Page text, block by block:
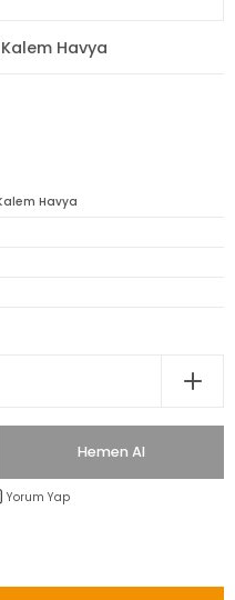
Havya
Havya
Hemen Al
Yorum Yap